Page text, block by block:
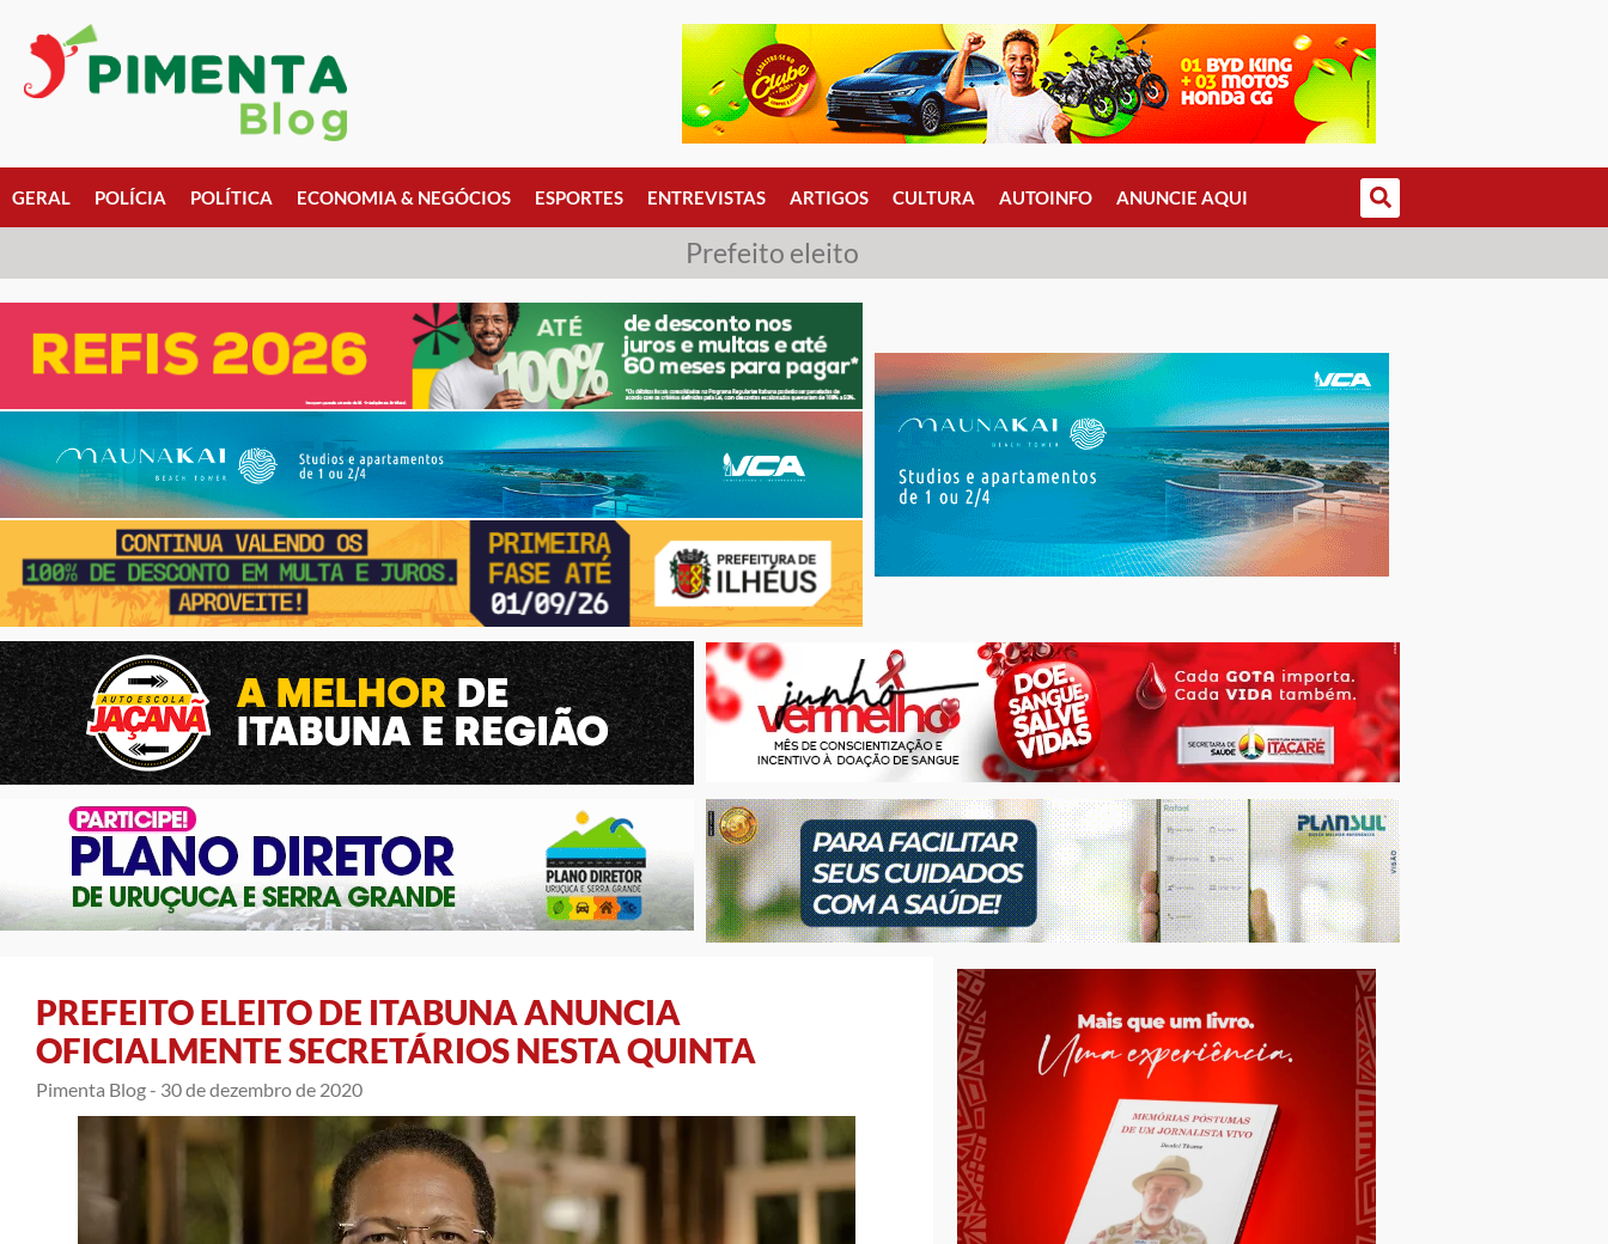
GERAL POLÍCIA POLÍTICA ECONOMIA & NEGÓCIOS ESPORTES ENTREVISTAS ARTIGOS CULTURA AUTOINFO ANUNCIE AQUI
Prefeito eleito
PREFEITO ELEITO DE ITABUNA ANUNCIA
OFICIALMENTE SECRETÁRIOS NESTA QUINTA
Pimenta Blog - 30 de dezembro de 2020